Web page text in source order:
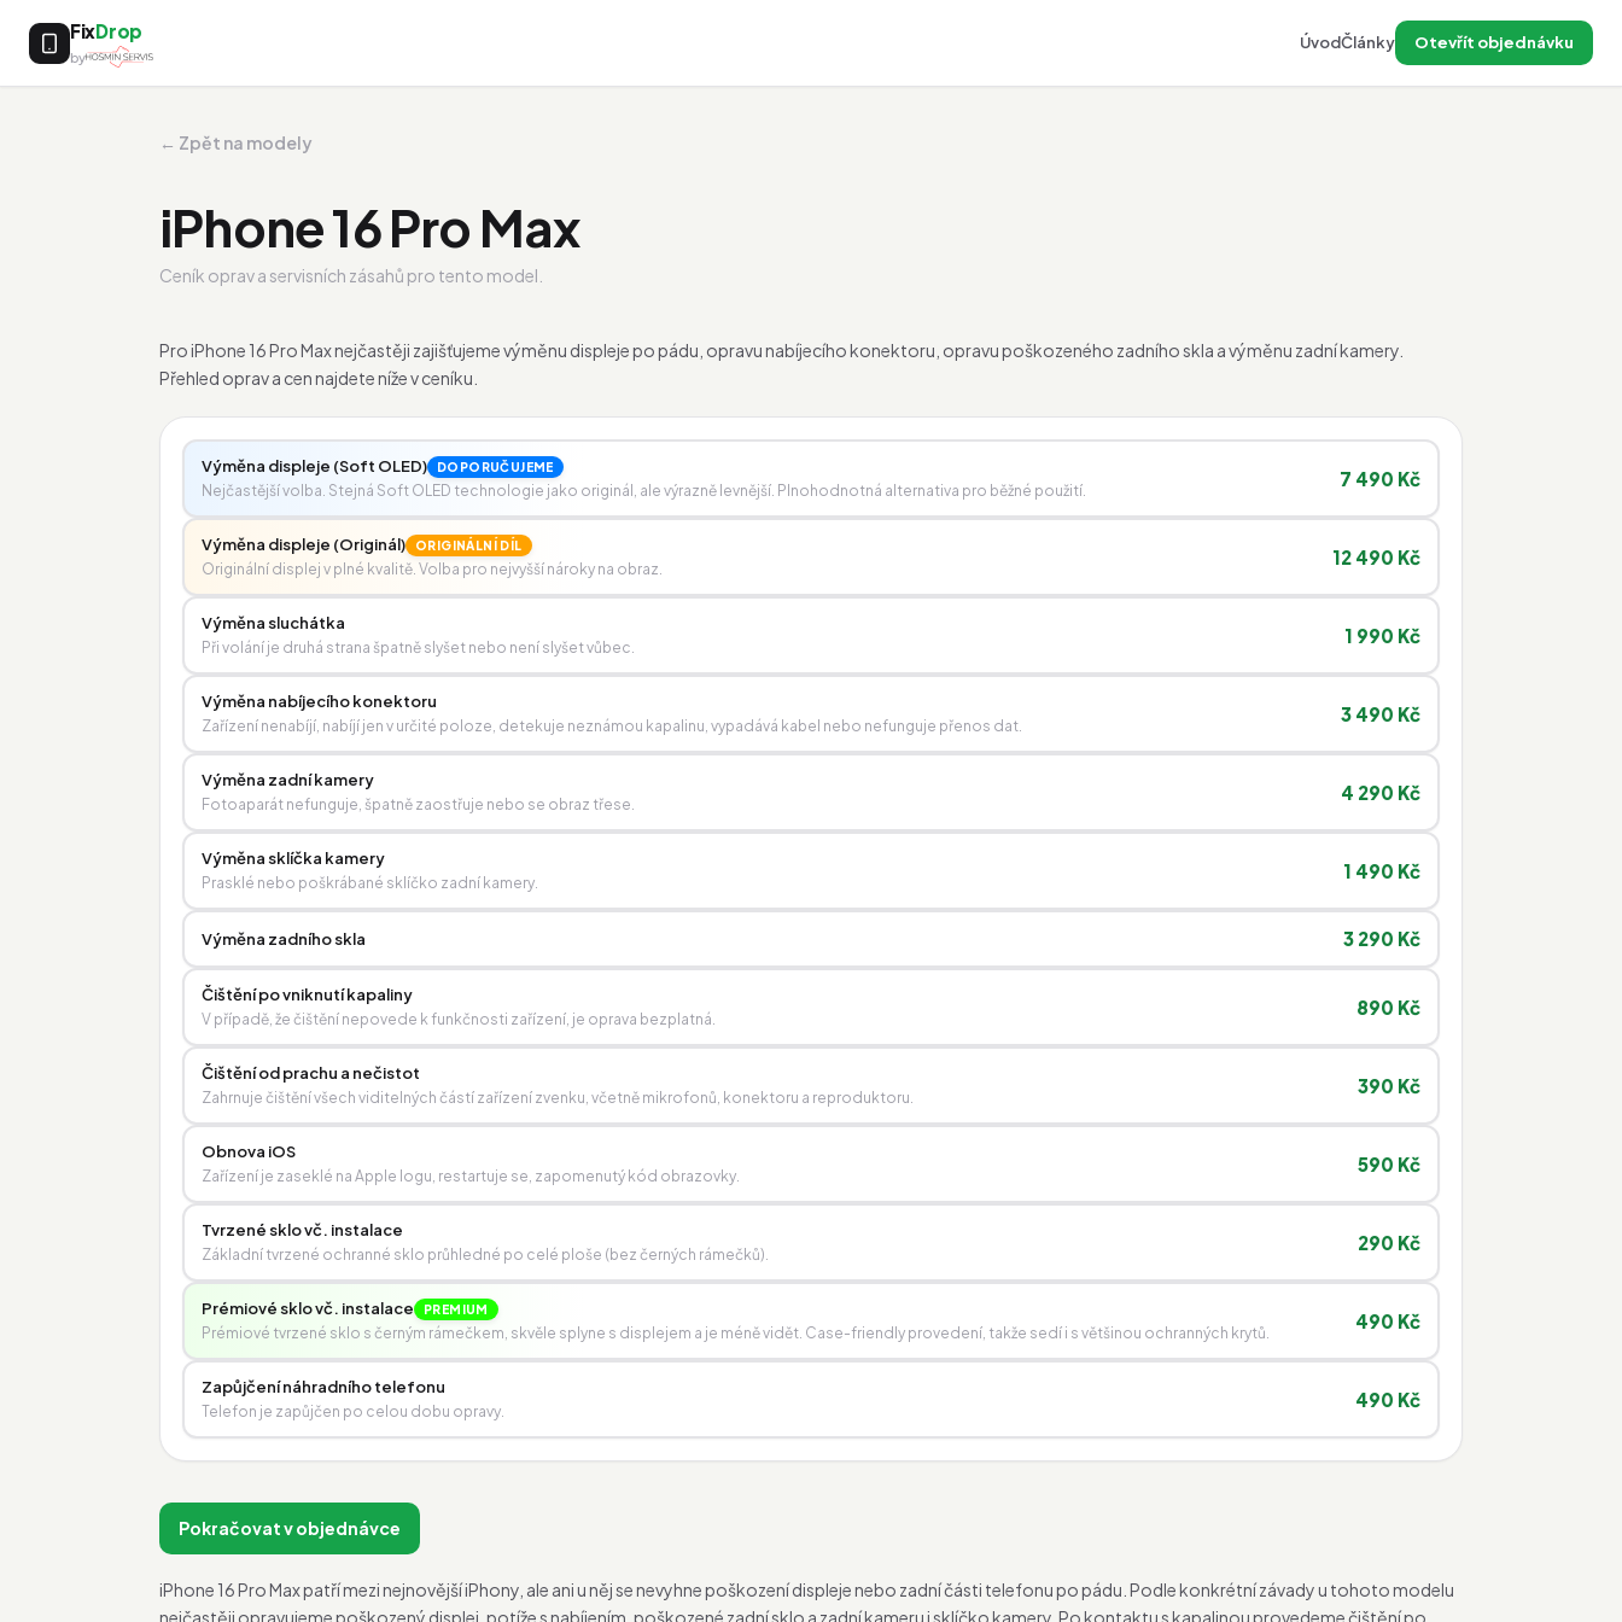
FixDrop
by
ÚvodČlánky Otevřít objednávku
← Zpět na modely
iPhone 16 Pro Max
Ceník oprav a servisních zásahů pro tento model.
Pro iPhone 16 Pro Max nejčastěji zajišťujeme výměnu displeje po pádu, opravu nabíjecího konektoru, opravu poškozeného zadního skla a výměnu zadní kamery.
Přehled oprav a cen najdete níže v ceníku.
Výměna displeje (Soft OLED) DOPORUČUJEME
Nejčastější volba. Stejná Soft OLED technologie jako originál, ale výrazně levnější. Plnohodnotná alternativa pro běžné použití.
7 490 Kč
Výměna displeje (Originál) ORIGINÁLNÍ DÍL
Originální displej v plné kvalitě. Volba pro nejvyšší nároky na obraz.
12 490 Kč
Výměna sluchátka
Při volání je druhá strana špatně slyšet nebo není slyšet vůbec.
1 990 Kč
Výměna nabíjecího konektoru
Zařízení nenabíjí, nabíjí jen v určité poloze, detekuje neznámou kapalinu, vypadává kabel nebo nefunguje přenos dat.
3 490 Kč
Výměna zadní kamery
Fotoaparát nefunguje, špatně zaostřuje nebo se obraz třese.
4 290 Kč
Výměna sklíčka kamery
Prasklé nebo poškrábané sklíčko zadní kamery.
1 490 Kč
Výměna zadního skla 3 290 Kč
Čištění po vniknutí kapaliny
V případě, že čištění nepovede k funkčnosti zařízení, je oprava bezplatná.
890 Kč
Čištění od prachu a nečistot
Zahrnuje čištění všech viditelných částí zařízení zvenku, včetně mikrofonů, konektoru a reproduktoru.
390 Kč
Obnova iOS
Zařízení je zaseklé na Apple logu, restartuje se, zapomenutý kód obrazovky.
590 Kč
Tvrzené sklo vč. instalace
Základní tvrzené ochranné sklo průhledné po celé ploše (bez černých rámečků).
290 Kč
Prémiové sklo vč. instalace PREMIUM
Prémiové tvrzené sklo s černým rámečkem, skvěle splyne s displejem a je méně vidět. Case-friendly provedení, takže sedí i s většinou ochranných krytů.
490 Kč
Zapůjčení náhradního telefonu
Telefon je zapůjčen po celou dobu opravy.
490 Kč
Pokračovat v objednávce
iPhone 16 Pro Max patří mezi nejnovější iPhony, ale ani u něj se nevyhne poškození displeje nebo zadní části telefonu po pádu. Podle konkrétní závady u tohoto modelu
nejčastěji opravujeme poškozený displej, potíže s nabíjením, poškozené zadní sklo a zadní kameru i sklíčko kamery. Po kontaktu s kapalinou provedeme čištění po